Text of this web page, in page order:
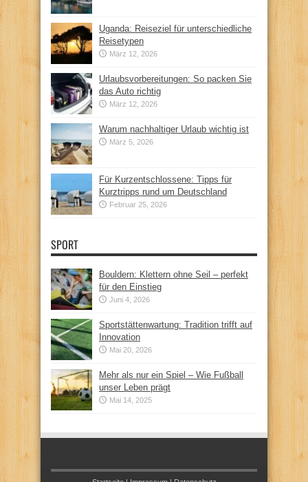
Uganda: Reiseziel für unterschiedliche
Reisetypen
März 12, 2026
Urlaubsvorbereitungen: So packen Sie
das Auto richtig
März 12, 2026
Warum nachhaltiger Urlaub wichtig ist
März 5, 2026
Für Kurzentschlossene: Tipps für
Kurztripps rund um Deutschland
Februar 25, 2026
SPORT
Bouldern: Klettern ohne Seil – perfekt
für den Einstieg
Juni 4, 2026
Sportstättenwartung: Tradition trifft auf
Innovation
Mai 20, 2026
Mehr als nur ein Spiel – Wie Fußball
unser Leben prägt
Mai 14, 2025